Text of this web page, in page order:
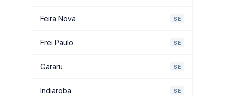
Feira Nova SE
Frei Paulo SE
Gararu SE
Indiaroba SE